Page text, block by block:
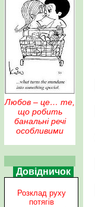
Любов – це… те,
що робить
банальні речі
особливими
Довідничок
Розклад руху
потягів